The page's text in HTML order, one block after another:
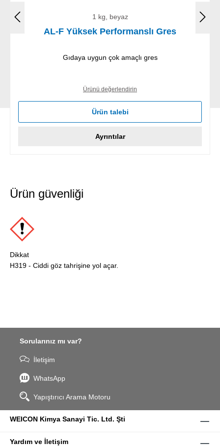
1 kg, beyaz
AL-F Yüksek Performanslı Gres
Gıdaya uygun çok amaçlı gres
Ürünü değerlendirin
Ürün talebi
Ayrıntılar
Ürün güvenliği
Dikkat
H319 - Ciddi göz tahrişine yol açar.
Sorularınız mı var?
İletişim
WhatsApp
Yapıştırıcı Arama Motoru
WEICON Kimya Sanayi Tic. Ltd. Şti
Yardım ve İletişim